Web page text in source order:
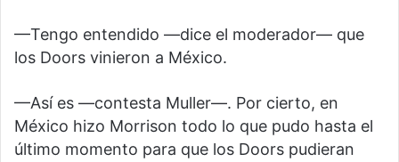
—Tengo entendido —dice el moderador— que
los Doors vinieron a México.
—Así es —contesta Muller—. Por cierto, en
México hizo Morrison todo lo que pudo hasta el
último momento para que los Doors pudieran